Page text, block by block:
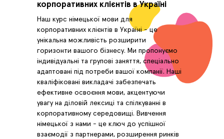
корпоративних клієнтів в Україні
Наш курс німецької мови для
корпоративних клієнтів в Україні - це
унікальна можливість розширити
горизонти вашого бізнесу. Ми пропонуємо
індивідуальні та групові заняття, спеціально
адаптовані під потреби вашої компанії. Наші
кваліфіковані викладачі забезпечать
ефективне освоєння мови, акцентуючи
увагу на діловій лексиці та спілкуванні в
корпоративному середовищі. Вивчення
німецької з нами - це ключ до успішної
взаємодії з партнерами, розширення ринків